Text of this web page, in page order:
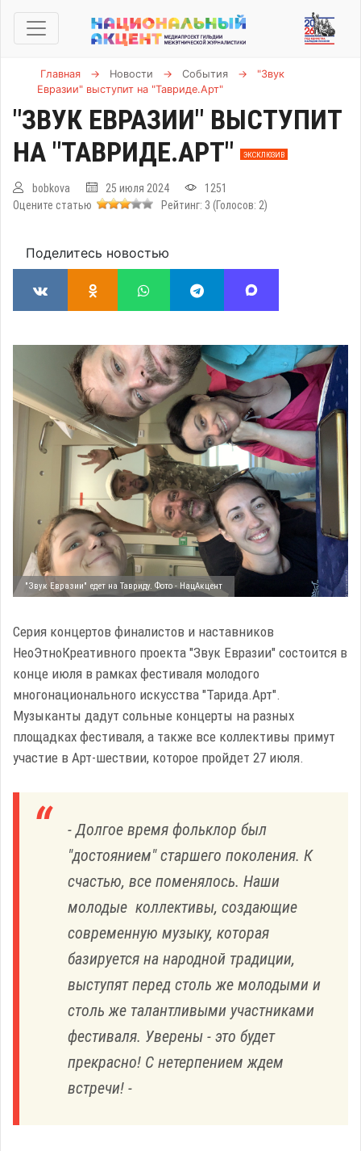
Главная → Новости → События →
"Звук
Евразии" выступит на "Тавриде.Арт"
"ЗВУК ЕВРАЗИИ" ВЫСТУПИТ
НА "ТАВРИДЕ.АРТ"
ЭКСКЛЮЗИВ
bobkova 25 июля 2024
1251
Оцените статью
Рейтинг: 3 (Голосов: 2)
Поделитесь новостью
"Звук Евразии" едет на Тавриду. Фото - НацАкцент
Серия концертов финалистов и наставников
НеоЭтноКреативного проекта "Звук Евразии" состоится в
конце июля в рамках фестиваля молодого
многонационального искусства "Тарида.Арт".
Музыканты дадут сольные концерты на разных
площадках фестиваля, а также все коллективы примут
участие в Арт-шествии, которое пройдет 27 июля.
- Долгое время фольклор был
"достоянием" старшего поколения. К
счастью, все поменялось. Наши
молодые коллективы, создающие
современную музыку, которая
базируется на народной традиции,
выступят перед столь же молодыми и
столь же талантливыми участниками
фестиваля. Уверены - это будет
прекрасно! С нетерпением ждем
встречи! -